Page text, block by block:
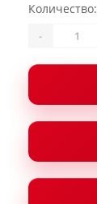
Количество:
-